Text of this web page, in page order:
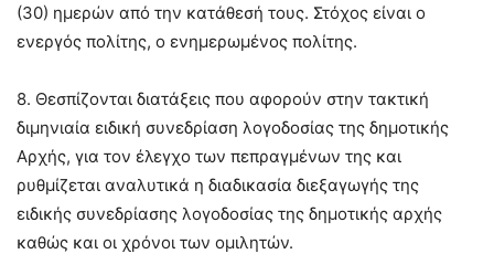
(30) ημερών από την κατάθεσή τους. Στόχος είναι ο
ενεργός πολίτης, ο ενημερωμένος πολίτης.
8. Θεσπίζονται διατάξεις που αφορούν στην τακτική
διμηνιαία ειδική συνεδρίαση λογοδοσίας της δημοτικής
Αρχής, για τον έλεγχο των πεπραγμένων της και
ρυθμίζεται αναλυτικά η διαδικασία διεξαγωγής της
ειδικής συνεδρίασης λογοδοσίας της δημοτικής αρχής
καθώς και οι χρόνοι των ομιλητών.